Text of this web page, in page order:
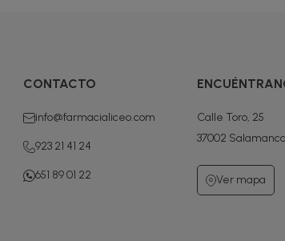
CONTACTO
info@farmacialiceo.com
923 21 41 24
651 89 01 22
Calle Toro, 25
37002
Ver mapa